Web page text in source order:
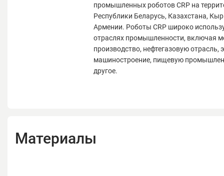
промышленных роботов CRP на
Республики Беларусь, Казахстана,
Армении. Роботы CRP широко
отраслях промышленности, включая
производство, нефтегазовую отрасль,
машиностроение, пищевую
другое.
Материалы